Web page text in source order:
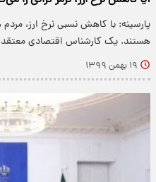
پارسینه: با کاهش نسبی نرخ ارز،
هستند. یک کارشناس اقتصادی
۱۹ بهمن ۱۳۹۹